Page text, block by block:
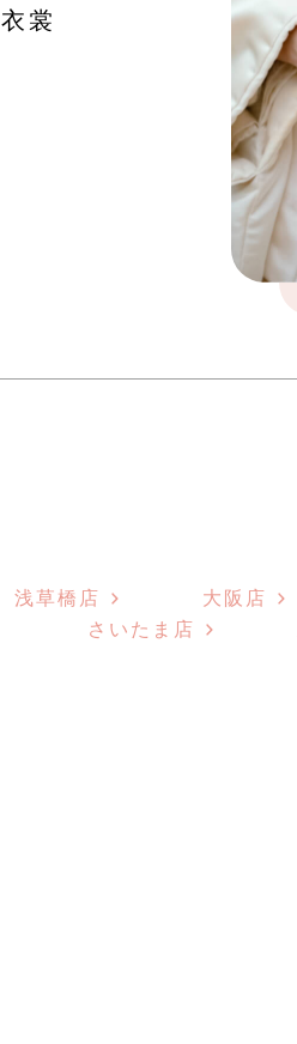
衣裳
浅草橋店 大阪店
さいたま店